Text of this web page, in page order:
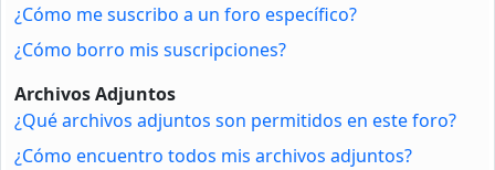
¿Cómo me suscribo a un foro específico?
¿Cómo borro mis suscripciones?
Archivos Adjuntos
¿Qué archivos adjuntos son permitidos en este foro?
¿Cómo encuentro todos mis archivos adjuntos?